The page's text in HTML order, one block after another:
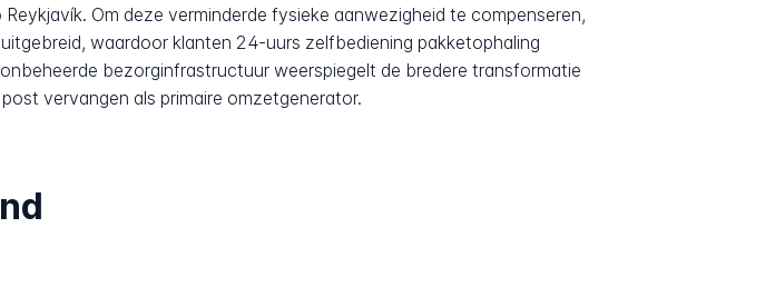
Om deze verminderde fysieke aanwezigheid te compenseren,
waardoor klanten 24-uurs zelfbediening pakketophaling
bezorginfrastructuur weerspiegelt de bredere transformatie
vervangen als primaire omzetgenerator.